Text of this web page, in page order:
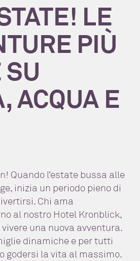
LE
PIÙ
ACQUA E
Quando l’estate bussa alle
inizia un periodo pieno di
Chi ama
al nostro Hotel Kronblick,
una nuova avventura.
dinamiche e per tutti
godersi la vita al massimo.